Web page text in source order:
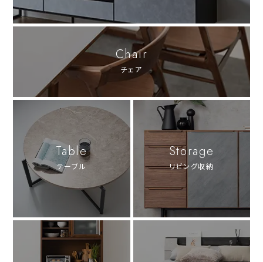
Chair
チェア
Table
テーブル
Storage
リビング収納